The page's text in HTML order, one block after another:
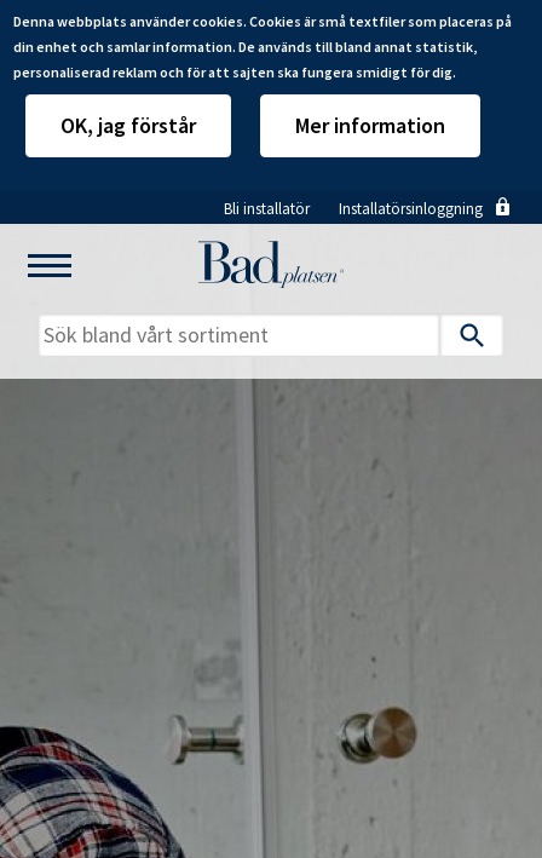
Denna webbplats använder cookies. Cookies är små textfiler som placeras på
din enhet och samlar information. De används till bland annat statistik,
personaliserad reklam och för att sajten ska fungera smidigt för dig.
OK, jag förstår Mer information
till
huvudinnehåll
Bli installatör Installatörsinloggning
Våra varumärken